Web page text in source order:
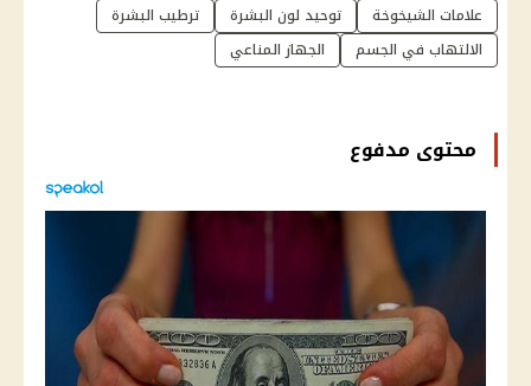
علامات الشيخوخة توحيد لون البشرة
ترطيب البشرة
الالتهاب في الجسم
الجهاز المناعي
محتوى مدفوع